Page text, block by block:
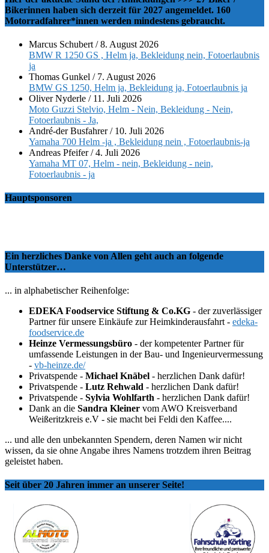
Bikerinnen haben sich derzeit für 2027 angemeldet. 160
Motorradfahrer*innen werden mindestens gebraucht.
Marcus Schubert /8. August 2026
BMW R 1250 GS , Helm ja, Bekleidung nein, Fotoerlaubnis
ja
Thomas Gunkel / 7. August 2026
BMW GS 1250, Helm ja, Bekleidung ja, Fotoerlaubnis ja
Oliver Nyderle / 11. Juli 2026
Moto Guzzi Stelvio, Helm - Nein, Bekleidung - Nein,
Fotoerlaubnis - Ja,
André-der Busfahrer/ 10. Juli 2026
Yamaha 700 Helm -ja , Bekleidung nein , Fotoerlaubnis-ja
Andreas Pfeifer/4. Juli 2026
Yamaha MT 07, Helm - nein, Bekleidung - nein,
Fotoerlaubnis - ja
Hauptsponsoren
Ein herzliches Danke von Allen geht auch an folgende
Unterstützer…
... in alphabetischer Reihenfolge:
EDEKA Foodservice Stiftung & Co.KG - der zuverlässiger
Partner für unsere Einkäufe zur Heimkinderausfahrt - edeka-
foodservice.de
Heinze Vermessungsbüro - der kompetenter Partner für
umfassende Leistungen in der Bau- und Ingenieurvermessung
- vb-heinze.de/
Privatspende - Michael Knäbel - herzlichen Dank dafür!
Privatspende - Lutz Rehwald - herzlichen Dank dafür!
Privatspende - Sylvia Wohlfarth - herzlichen Dank dafür!
Dank an die Sandra Kleiner vom AWO Kreisverband
Weißeritzkreis e.V - sie macht bei Feldi den Kaffee....
... und alle den unbekannten Spendern, deren Namen wir nicht
wissen, da sie ohne Angabe ihres Namens trotzdem ihren Beitrag
geleistet haben.
Seit über 20 Jahren immer an unserer Seite!